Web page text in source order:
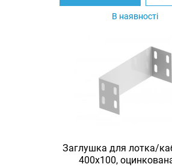
В наявності
Заглушка для лотка/
400х100,